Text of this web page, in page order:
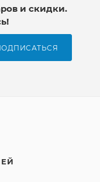
и скидки.